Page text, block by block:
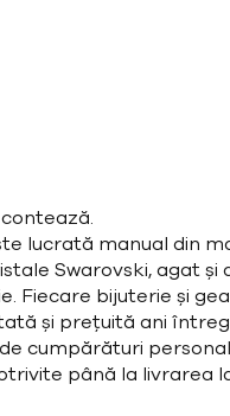
lucrată manual din
Swarovski, agat și
Fiecare bijuterie și
și prețuită ani
cumpărături
până la livrarea